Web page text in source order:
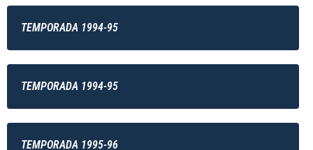
TEMPORADA 1994-95
TEMPORADA 1994-95
TEMPORADA 1995-96